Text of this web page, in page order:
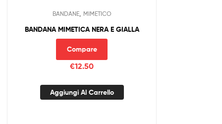
BANDANE, MIMETICO
BANDANA MIMETICA NERA E GIALLA
Compare
€12.50
Aggiungi Al Carrello